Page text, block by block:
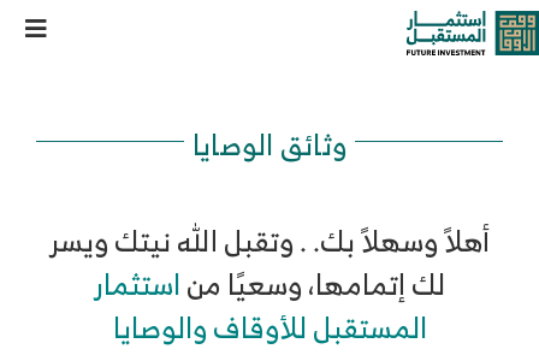
تخطى
إلى
مركز المعرفة
الوظائف
مصرف الثلث بين الذرية وأعمال الخير نقود ذكر
وثائق الوصايا
أهلاً وسهلاً بك. . وتقبل الله نيتك ويسر
لك إتمامها، وسعيًا مناستثمار
المستقبل للأوقاف والوصايا